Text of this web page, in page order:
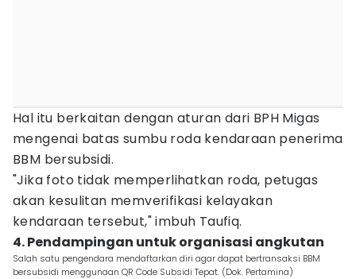
Hal itu berkaitan dengan aturan dari BPH Migas
mengenai batas sumbu roda kendaraan penerima
BBM bersubsidi.
"Jika foto tidak memperlihatkan roda, petugas
akan kesulitan memverifikasi kelayakan
kendaraan tersebut," imbuh Taufiq.
4. Pendampingan untuk organisasi angkutan
Salah satu pengendara mendaftarkan diri agar dapat bertransaksi BBM
bersubsidi menggunaan QR Code Subsidi Tepat. (Dok. Pertamina)